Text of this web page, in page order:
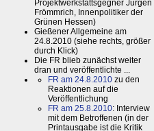
Projektwerkstattsgegner Jürgen
Frömmrich, Innenpolitiker der
Grünen Hessen)
Gießener Allgemeine am
24.8.2010 (siehe rechts, größer
durch Klick)
Die FR blieb zunächst weiter
dran und veröffentlichte ...
FR am 24.8.2010 zu den
Reaktionen auf die
Veröffentlichung
FR am 25.8.2010: Interview
mit dem Betroffenen (in der
Printausgabe ist die Kritik